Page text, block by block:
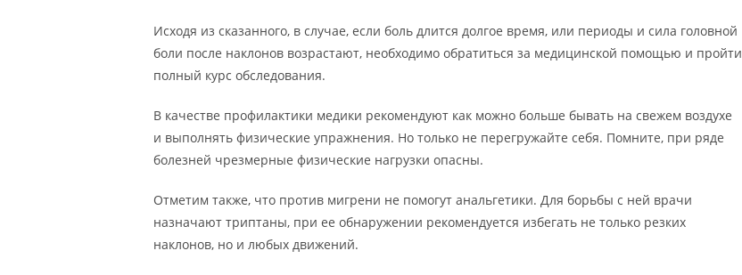
Исходя из сказанного, в случае, если боль длится долгое время, или периоды и сила головной
боли после наклонов возрастают, необходимо обратиться за медицинской помощью и пройти
полный курс обследования.
В качестве профилактики медики рекомендуют как можно больше бывать на свежем воздухе
и выполнять физические упражнения. Но только не перегружайте себя. Помните, при ряде
болезней чрезмерные физические нагрузки опасны.
Отметим также, что против мигрени не помогут анальгетики. Для борьбы с ней врачи
назначают триптаны, при ее обнаружении рекомендуется избегать не только резких
наклонов, но и любых движений.